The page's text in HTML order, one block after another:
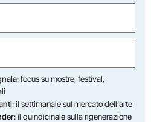
: focus su mostre, festival,
: il settimanale sul mercato dell'arte
: il quindicinale sulla rigenerazione